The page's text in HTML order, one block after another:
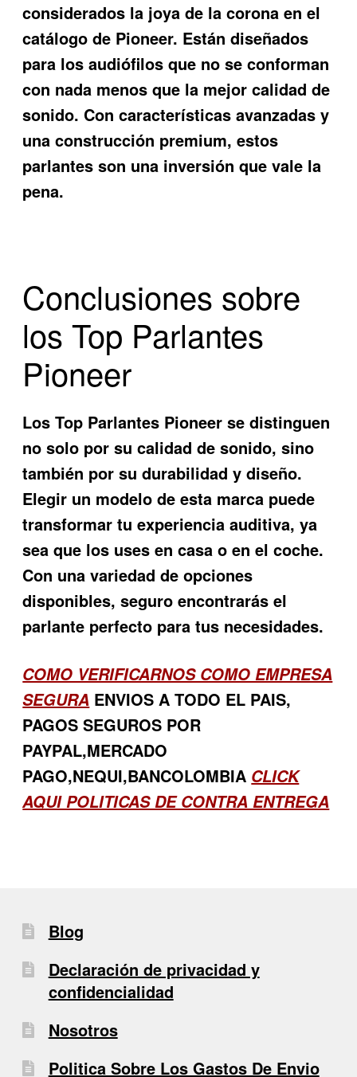
considerados la joya de la corona en el
catálogo de Pioneer. Están diseñados
para los audiófilos que no se conforman
con nada menos que la mejor calidad de
sonido. Con características avanzadas y
una construcción premium, estos
parlantes son una inversión que vale la
pena.
Conclusiones sobre
los Top Parlantes
Pioneer
LosTop Parlantes Pioneer se distinguen
no solo por su calidad de sonido, sino
también por su durabilidad y diseño.
Elegir un modelo de esta marca puede
transformar tu experiencia auditiva, ya
sea que los uses en casa o en el coche.
Con una variedad de opciones
disponibles, seguro encontrarás el
parlante perfecto para tus necesidades.
COMO VERIFICARNOS COMO EMPRESA
SEGURA ENVIOS A TODO EL PAIS,
PAGOS SEGUROS POR
PAYPAL,MERCADO
PAGO,NEQUI,BANCOLOMBIA CLICK
AQUI POLITICAS DE CONTRA ENTREGA
Blog
Declaración de privacidad y
confidencialidad
Nosotros
Politica Sobre Los Gastos De Envio